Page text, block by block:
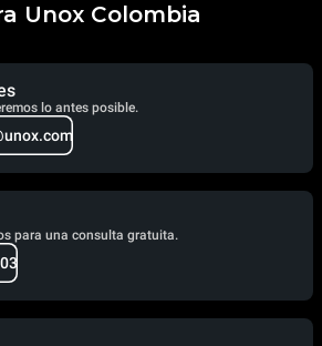
Unox Colombia
lo antes posible.
para una consulta gratuita.